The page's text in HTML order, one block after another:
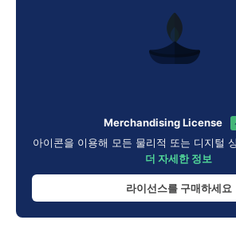
Merchandising License
아이콘을 이용해 모든 물리적 또는 디지털
더 자세한 정보
라이선스를 구매하세요